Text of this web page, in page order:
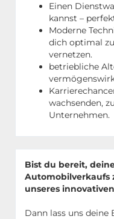
Einen
kannst –
Moderne
dich optimal
vernetzen.
betriebliche
wachsenden,
Unternehmen.
Bist du bereit,
Automobilverkaufs
unseres
Dann lass uns